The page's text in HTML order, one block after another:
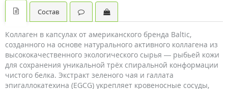
Состав
Коллаген в капсулах от американского бренда Baltic,
созданного на основе натурального активного коллагена из
высококачественного экологического сырья — рыбьей кожи
для сохранения уникальной трёх спиральной конформации
чистого белка. Экстракт зеленого чая и галлата
эпигаллокатехина (EGCG) укрепляет кровеносные сосуды,